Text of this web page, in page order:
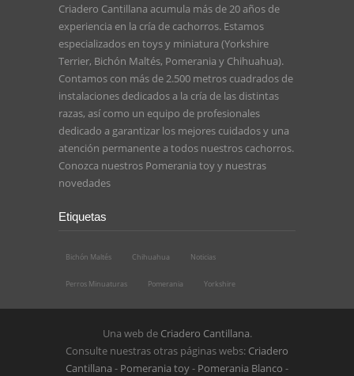
Criadero Cantillana acumula más de 20 años de
experiencia en la cría de cachorros. Estamos
especializados en toys y miniatura (Yorkshire
Terrier, Bichón Maltés, Pomerania y Chihuahua).
Contamos con más de 2.500 metros cuadrados de
instalaciones dedicados a la cría de las distintas
razas, así como un equipo de profesionales
dedicado a garantizar los mejores cuidados y una
atención permanente a todos nuestros cachorros.
Conozca nuestros Pomerania toyy nuestras
novedades
Etiquetas
Bichón Maltés Chihuahua Noticias
Perros Minuaturas Pomerania Yorkshire
Una web de Criadero Cantillana.
Consulte nuestras otras páginas webs: Criadero
Cantillana - Pomerania toy- Pomerania Blanco -